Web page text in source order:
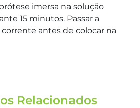
imersa na solução
15 minutos. Passar a
antes de colocar na
Relacionados